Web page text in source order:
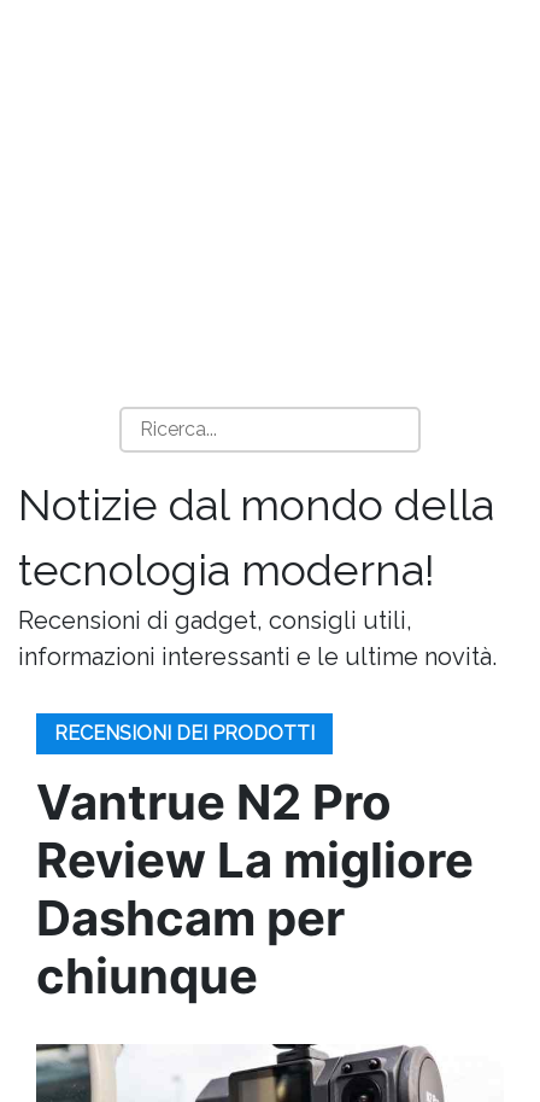
Notizie dal mondo della
tecnologia moderna!
Recensioni di gadget, consigli utili,
informazioni interessanti e le ultime novità.
RECENSIONI DEI PRODOTTI
Vantrue N2 Pro
Review La migliore
Dashcam per
chiunque